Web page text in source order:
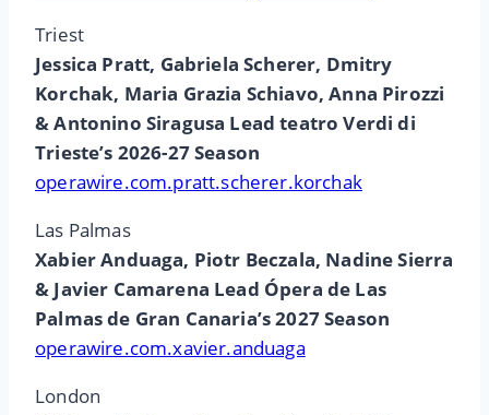
Triest
Jessica Pratt, Gabriela Scherer, Dmitry
Korchak, Maria Grazia Schiavo, Anna Pirozzi
& Antonino Siragusa Lead teatro Verdi di
Trieste’s 2026-27 Season
operawire.com.pratt.scherer.korchak
Las Palmas
Xabier Anduaga, Piotr Beczala, Nadine Sierra
& Javier Camarena Lead Ópera de Las
Palmas de Gran Canaria’s 2027 Season
operawire.com.xavier.anduaga
London